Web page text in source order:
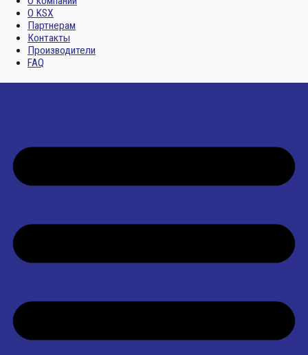
О KSX
Партнерам
Контакты
Производители
FAQ